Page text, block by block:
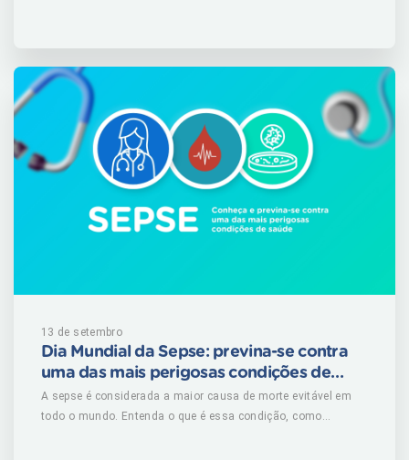
13 de setembro
Dia Mundial da Sepse: previna-se contra
uma das mais perigosas condições de
saúde
A sepse é considerada a maior causa de morte evitável em
todo o mundo. Entenda o que é essa condição, como